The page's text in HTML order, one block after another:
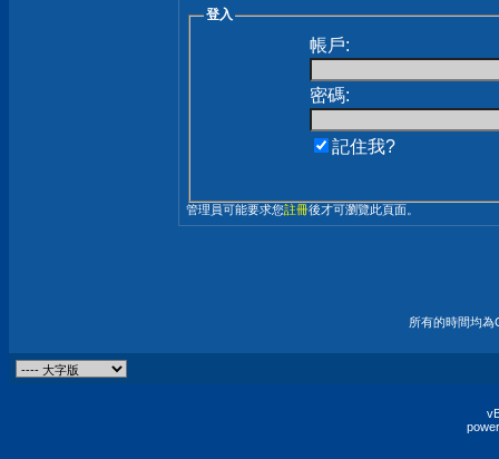
登入
帳戶:
密碼:
記住我?
管理員可能要求您註冊後才可瀏覽此頁面。
所有的時間均為